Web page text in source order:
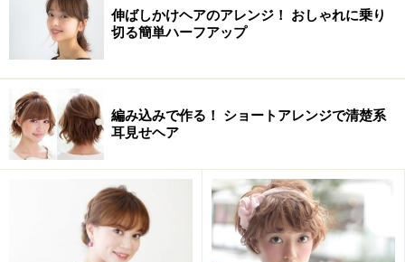
伸ばしかけヘアのアレンジ！ おしゃれに乗り
切る簡単ハーフアップ
編み込みで作る！ ショートアレンジで清楚系
耳見せヘア